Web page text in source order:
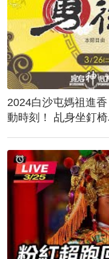
2024白沙屯媽祖進
動時刻！ 乩身坐釘